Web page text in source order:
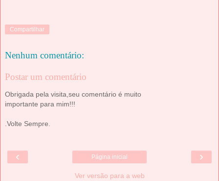
Compartilhar
Nenhum comentário:
Postar um comentário
Obrigada pela visita,seu comentário é muito
importante para mim!!!
.Volte Sempre.
‹ ›
Página inicial
Ver versão para a web